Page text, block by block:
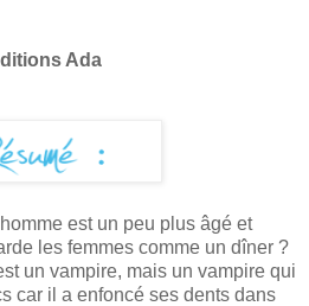
Ada
est un peu plus âgé et
les femmes comme un dîner ?
un vampire, mais un vampire qui
car il a enfoncé ses dents dans